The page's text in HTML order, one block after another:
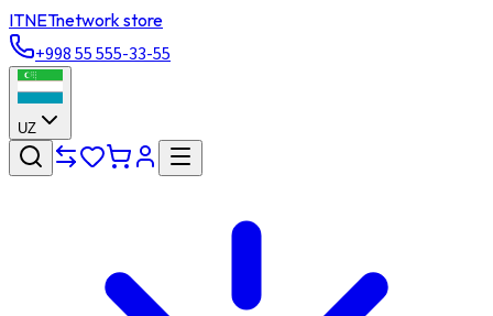
ITNETnetwork store
+998 55 555-33-55
UZ